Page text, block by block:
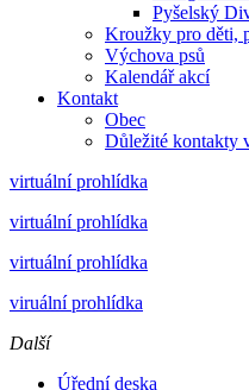
Pyšelský
Kroužky pro děti,
Výchova psů
Kalendář akcí
Kontakt
Obec
Důležité kontakty
virtuální prohlídka
virtuální prohlídka
virtuální prohlídka
viruální prohlídka
Další
Úřední deska